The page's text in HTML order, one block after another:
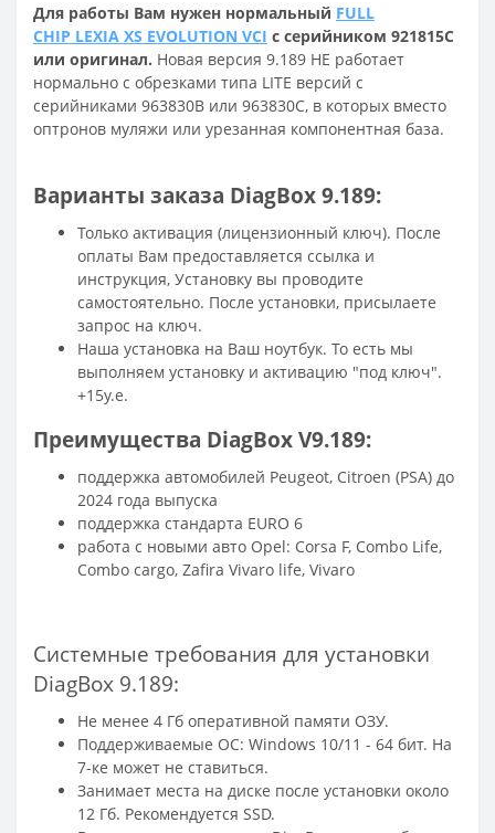
Для работы Вам нужен нормальный FULL
CHIP LEXIA XS EVOLUTION VCI с серийником 921815C
или оригинал. Новая версия 9.189 НЕ работает
нормально с обрезками типа LITE версий с
серийниками 963830B или 963830C, в которых вместо
оптронов муляжи или урезанная компонентная база.
Варианты заказа DiagBox 9.189:
Только активация (лицензионный ключ). После
оплаты Вам предоставляется ссылка и
инструкция, Установку вы проводите
самостоятельно. После установки, присылаете
запрос на ключ.
Наша установка на Ваш ноутбук. То есть мы
выполняем установку и активацию "под ключ".
+15у.е.
Преимущества DiagBox V9.189:
поддержка автомобилей Peugeot, Citroen (PSA) до
2024 года выпуска
поддержка стандарта EURO 6
работа с новыми авто Opel: Corsa F, Combo Life,
Combo cargo, Zafira Vivaro life, Vivaro
Системные требования для установки
DiagBox 9.189:
Не менее 4 Гб оперативной памяти ОЗУ.
Поддерживаемые ОС: Windows 10/11 - 64 бит. На
7-ке может не ставиться.
Занимает места на диске после установки около
12 Гб. Рекомендуется SSD.